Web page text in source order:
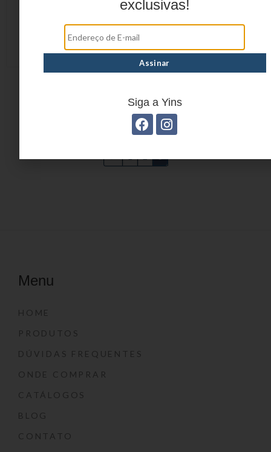
Menu
HOME
PRODUTOS
DÚVIDAS FREQUENTES
ONDE COMPRAR
CATÁLOGOS
BLOG
CONTATO
exclusivas!
Siga a Yins